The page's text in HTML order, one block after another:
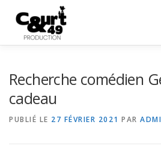
Recherche comédien
cadeau
PUBLIÉ LE 27 FÉVRIER 2021 PAR